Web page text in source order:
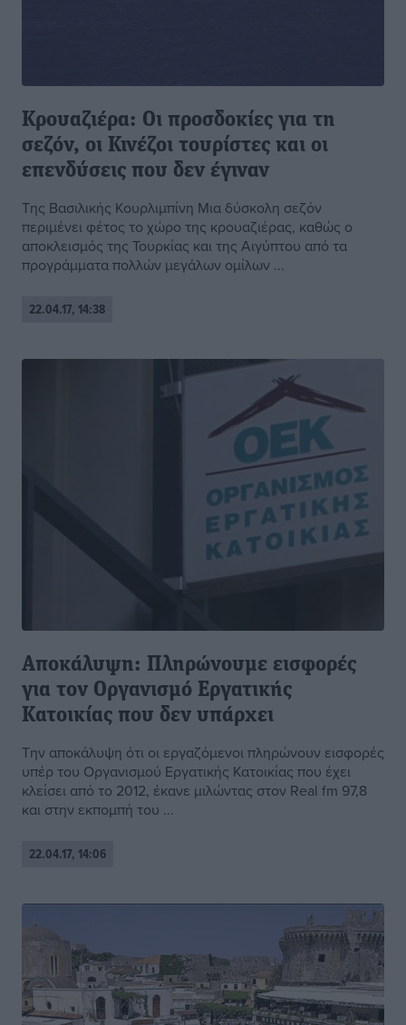
Κρουαζιέρα: Οι προσδοκίες για τη
σεζόν, οι Κινέζοι τουρίστες και οι
επενδύσεις που δεν έγιναν
Tης Βασιλικής Κουρλιμπίνη Μια δύσκολη σεζόν
περιμένει φέτος το χώρο της κρουαζιέρας, καθώς ο
αποκλεισμός της Τουρκίας και της Αιγύπτου από τα
προγράμματα πολλών μεγάλων ομίλων ...
22.04.17, 14:38
Αποκάλυψη: Πληρώνουμε εισφορές
για τον Οργανισμό Εργατικής
Κατοικίας που δεν υπάρχει
Την αποκάλυψη ότι οι εργαζόμενοι πληρώνουν εισφορές
υπέρ του Οργανισμού Εργατικής Κατοικίας που έχει
κλείσει από το 2012, έκανε μιλώντας στον Real fm 97,8
και στην εκπομπή του ...
22.04.17, 14:06